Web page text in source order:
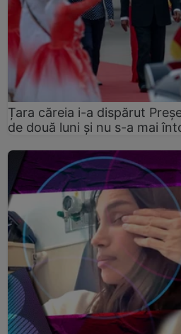
Țara căreia i-a dispărut
de două luni și nu s-a mai